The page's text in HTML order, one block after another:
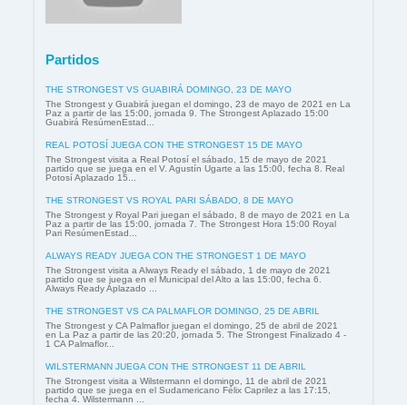
Partidos
THE STRONGEST VS GUABIRÁ DOMINGO, 23 DE MAYO
The Strongest y Guabirá juegan el domingo, 23 de mayo de 2021 en La
Paz a partir de las 15:00, jornada 9. The Strongest Aplazado 15:00
Guabirá ResúmenEstad...
REAL POTOSÍ JUEGA CON THE STRONGEST 15 DE MAYO
The Strongest visita a Real Potosí el sábado, 15 de mayo de 2021
partido que se juega en el V. Agustín Ugarte a las 15:00, fecha 8. Real
Potosí Aplazado 15...
THE STRONGEST VS ROYAL PARI SÁBADO, 8 DE MAYO
The Strongest y Royal Pari juegan el sábado, 8 de mayo de 2021 en La
Paz a partir de las 15:00, jornada 7. The Strongest Hora 15:00 Royal
Pari ResúmenEstad...
ALWAYS READY JUEGA CON THE STRONGEST 1 DE MAYO
The Strongest visita a Always Ready el sábado, 1 de mayo de 2021
partido que se juega en el Municipal del Alto a las 15:00, fecha 6.
Always Ready Aplazado ...
THE STRONGEST VS CA PALMAFLOR DOMINGO, 25 DE ABRIL
The Strongest y CA Palmaflor juegan el domingo, 25 de abril de 2021
en La Paz a partir de las 20:20, jornada 5. The Strongest Finalizado 4 -
1 CA Palmaflor...
WILSTERMANN JUEGA CON THE STRONGEST 11 DE ABRIL
The Strongest visita a Wilstermann el domingo, 11 de abril de 2021
partido que se juega en el Sudamericano Félix Caprilez a las 17:15,
fecha 4. Wilstermann ...